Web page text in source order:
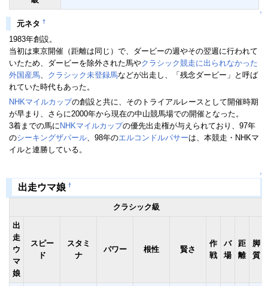
↑
元ネタ †
1983年創設。
当初は東京開催（距離は同じ）で、ダービーの週やその翌週に行われて
いたため、ダービーを除外された馬やクラシック競走に出られなかった
外国産馬
クラシック未登録馬などが出走し、「残念ダービー」と呼ば
れていた時代もあった。
NHKマイルカップの創設と共に、そのトライアルレースとして開催時期
が早まり、さらに2000年から現在の中山競馬場での開催となった。
3着までの馬に NHKマイルカップの優先出走権が与えられており、97年
のシーキングザパール 、98年のエルコンドルパサーは、本競走・NHKマ
イルと連勝している。
↑
出走ウマ娘 †
クラシック級
出
走
ウ
マ
娘
スピー
ド
スタミ
ナ
パワー 根性 賢さ
作
戦
バ
場
距
離
脚
質